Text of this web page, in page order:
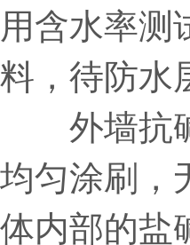
用含水率测
料，待防水
外墙抗碱
均匀涂刷，
体内部的盐